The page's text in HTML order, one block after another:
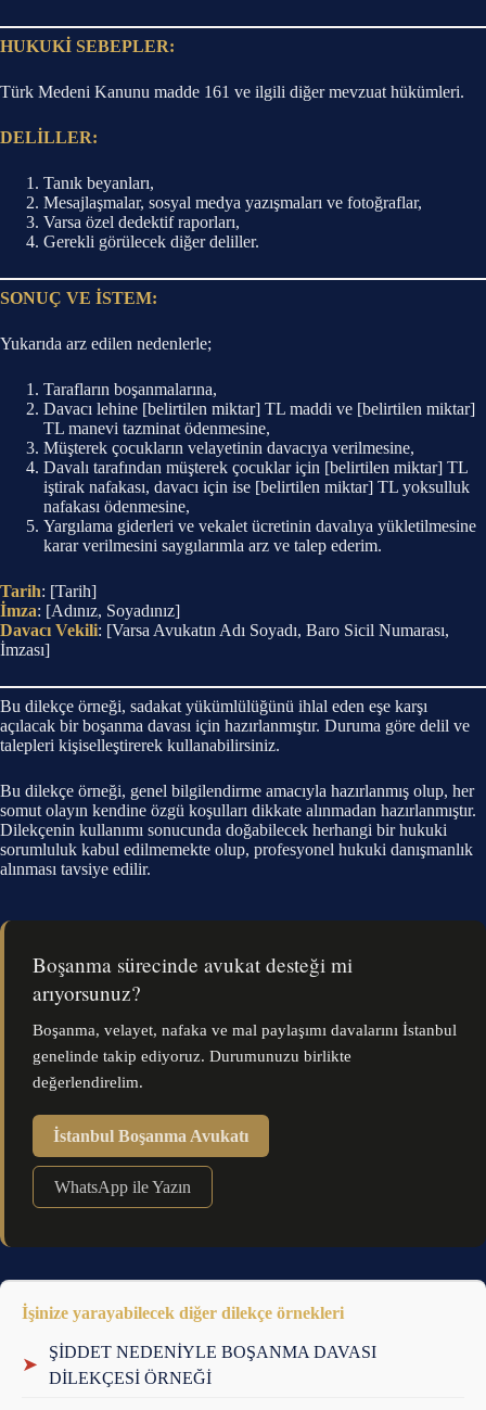
HUKUKİ SEBEPLER:
Türk Medeni Kanunu madde 161 ve ilgili diğer mevzuat hükümleri.
DELİLLER:
Tanık beyanları,
Mesajlaşmalar, sosyal medya yazışmaları ve fotoğraflar,
Varsa özel dedektif raporları,
Gerekli görülecek diğer deliller.
SONUÇ VE İSTEM:
Yukarıda arz edilen nedenlerle;
Tarafların boşanmalarına,
Davacı lehine [belirtilen miktar] TL maddi ve [belirtilen miktar]
TL manevi tazminat ödenmesine,
Müşterek çocukların velayetinin davacıya verilmesine,
Davalı tarafından müşterek çocuklar için [belirtilen miktar] TL
iştirak nafakası, davacı için ise [belirtilen miktar] TL yoksulluk
nafakası ödenmesine,
Yargılama giderleri ve vekalet ücretinin davalıya yükletilmesine
karar verilmesini saygılarımla arz ve talep ederim.
Tarih: [Tarih]
İmza: [Adınız, Soyadınız]
Davacı Vekili: [Varsa Avukatın Adı Soyadı, Baro Sicil Numarası,
İmzası]
Bu dilekçe örneği, sadakat yükümlülüğünü ihlal eden eşe karşı
açılacak bir boşanma davası için hazırlanmıştır. Duruma göre delil ve
talepleri kişiselleştirerek kullanabilirsiniz.
Bu dilekçe örneği, genel bilgilendirme amacıyla hazırlanmış olup, her
somut olayın kendine özgü koşulları dikkate alınmadan hazırlanmıştır.
Dilekçenin kullanımı sonucunda doğabilecek herhangi bir hukuki
sorumluluk kabul edilmemekte olup, profesyonel hukuki danışmanlık
alınması tavsiye edilir.
Boşanma sürecinde avukat desteği mi
arıyorsunuz?
Boşanma, velayet, nafaka ve mal paylaşımı davalarını İstanbul
genelinde takip ediyoruz. Durumunuzu birlikte
değerlendirelim.
İstanbul Boşanma Avukatı
WhatsApp ile Yazın
İşinize yarayabilecek diğer dilekçe örnekleri
➤
ŞİDDET NEDENİYLE BOŞANMA DAVASI
DİLEKÇESİ ÖRNEĞİ